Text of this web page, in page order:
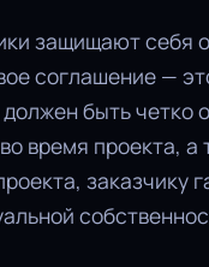
защищают себя
соглашение —
быть четко
время проекта,
заказчику